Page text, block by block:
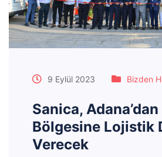
9 Eylül 2023 Bizden
Sanica,
Bölgesine Lojistik
Verecek